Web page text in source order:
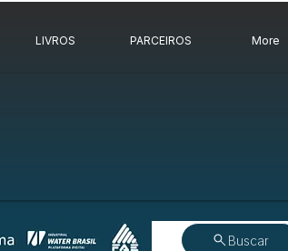
LIVROS PARCEIROS More
Buscar